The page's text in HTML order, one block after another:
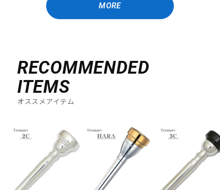
MORE
RECOMMENDED
ITEMS
オススメアイテム